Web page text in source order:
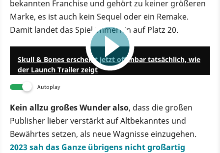
bekannten Franchise und gehört zu keiner größeren
Marke, es ist auch kein Sequel oder ein Remake.
Damit landet das Spiel immerhin auf Platz 20.
Skull & Bones erscheint jetzt offenbar tatsächlich, wie
der Launch Trailer zeigt
Autoplay
Kein allzu großes Wunder also, dass die großen
Publisher lieber verstärkt auf Altbekanntes und
Bewährtes setzen, als neue Wagnisse einzugehen.
2023 sah das Ganze übrigens nicht großartig